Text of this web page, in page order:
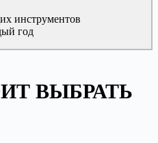
инструментов
год
ВЫБРАТЬ